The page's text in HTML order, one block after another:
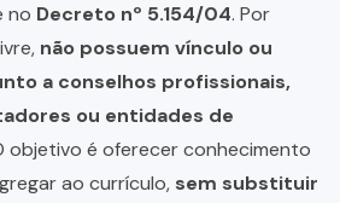
no Decreto nº 5.154/04. Por
não possuem vínculo ou
a conselhos profissionais,
ou entidades de
objetivo é oferecer conhecimento
ao currículo, sem substituir